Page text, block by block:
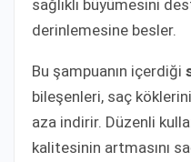
sağlıklı büyümesini
derinlemesine besler.
Bu şampuanın içerdiği
bileşenleri, saç
aza indirir. Düzenli
kalitesinin artmasını